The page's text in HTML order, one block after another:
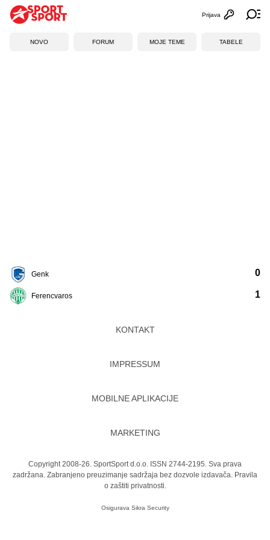
Otvori
Prijava
NOVO FORUM MOJE TEME TABELE
Genk
Ferencvaros
0
1
KONTAKT
IMPRESSUM
MOBILNE APLIKACIJE
MARKETING
Copyright 2008-26. SportSport d.o.o. ISSN 2744-2195. Sva prava
zadržana. Zabranjeno preuzimanje sadržaja bez dozvole izdavača. Pravila
o zaštiti privatnosti.
Osigurava Sikra Security